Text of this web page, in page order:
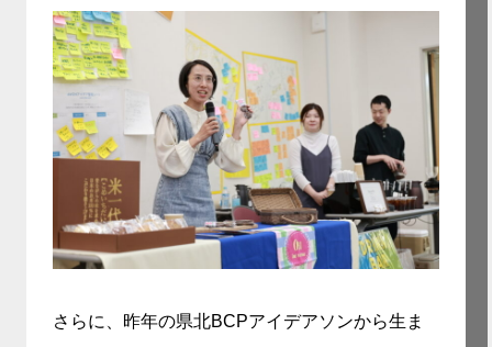
さらに、昨年の県北BCPアイデアソンから生ま